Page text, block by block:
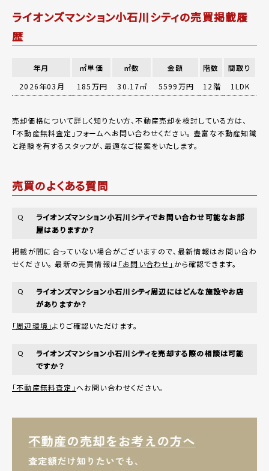
ライオンズマンション小石川シティの売買掲載履
歴
年月 ㎡単価 ㎡数 金額 階数
間取り
2026年03月
185万円 30.17㎡ 5599万円 12階 1LDK
売却価格について詳しく知りたい方、不動産売却を検討している方は、
「不動産無料査定 」フォームへお問い合わせください。 豊富な不動産知識
と経験を有するスタッフが、最適なご提案をいたします。
売買のよくある質問
Q
ライオンズマンション小石川シティでお問い合わせ可能なお部
屋はありますか？
掲載が間に合っていない場合がございますので、最新情報はお問い合わ
せください。 最新の売買情報は「お問い合わせ」 から確認できます。
Q
ライオンズマンション小石川シティ周辺にはどんな施設やお店
がありますか？
「周辺環境」よりご確認いただけます。
Q
ライオンズマンション小石川シティを売却する際の相談は可能
ですか？
「不動産無料査定」へお問い合わせください。